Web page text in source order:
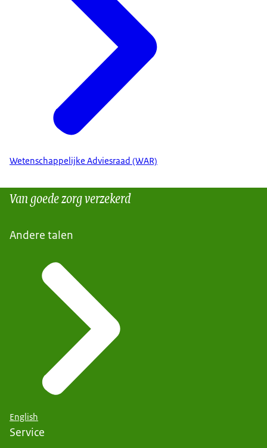
Wetenschappelijke Adviesraad (WAR)
Van goede zorg verzekerd
Andere talen
English
Service